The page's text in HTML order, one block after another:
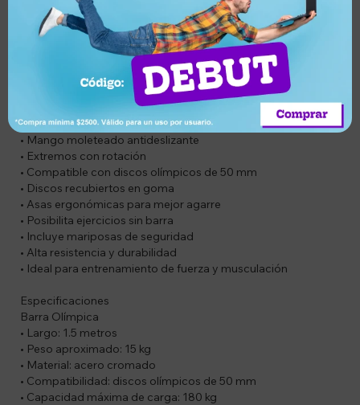
entrenamiento.
Los discos cuentan con asas ergonómicas que permiten
utilizarlos tanto en barra como de forma individual para
ejercicios funcionales.
Ideal para entrenar en casa o gimnasio.
Características
• Barra olímpica de acero cromado
• Mango moleteado antideslizante
• Extremos con rotación
• Compatible con discos olímpicos de 50 mm
• Discos recubiertos en goma
• Asas ergonómicas para mejor agarre
• Posibilita ejercicios sin barra
• Incluye mariposas de seguridad
• Alta resistencia y durabilidad
• Ideal para entrenamiento de fuerza y musculación
Especificaciones
Barra Olímpica
• Largo: 1.5 metros
• Peso aproximado: 15 kg
• Material: acero cromado
• Compatibilidad: discos olímpicos de 50 mm
• Capacidad máxima de carga: 180 kg